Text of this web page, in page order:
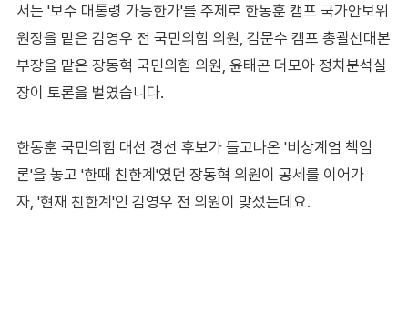
서는 '보수 대통령 가능한가'를 주제로 한동훈 캠프 국가안보위
원장을 맡은 김영우 전 국민의힘 의원, 김문수 캠프 총괄선대본
부장을 맡은 장동혁 국민의힘 의원, 윤태곤 더모아 정치분석실
장이 토론을 벌였습니다.
한동훈 국민의힘 대선 경선 후보가 들고나온 '비상계엄 책임
론'을 놓고 '한때 친한계'였던 장동혁 의원이 공세를 이어가
자, '현재 친한계'인 김영우 전 의원이 맞섰는데요.